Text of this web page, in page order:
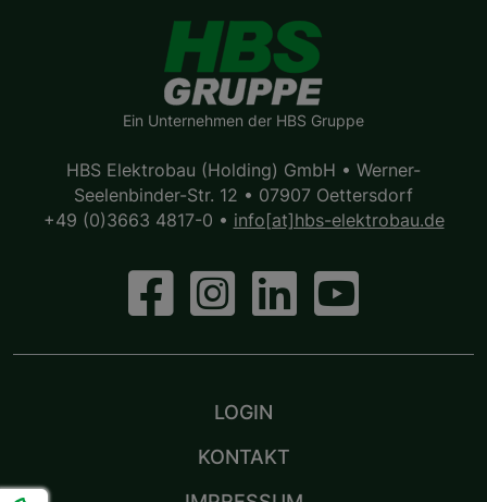
Ein Unternehmen der HBS Gruppe
HBS Elektrobau (Holding) GmbH • Werner-
Seelenbinder-Str. 12 • 07907 Oettersdorf
+49 (0)3663 4817-0 • info[at]hbs-elektrobau.de
LOGIN
KONTAKT